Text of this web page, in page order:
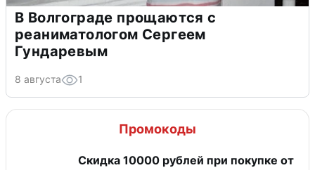
В Волгограде прощаются с
реаниматологом Сергеем
Гундаревым
8 августа 1
Промокоды
Скидка 10000 рублей при покупке от